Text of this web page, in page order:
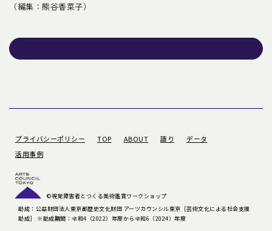
（編集：熊谷香菜子）
プライバシーポリシー TOP ABOUT 語り
データ
活用事例
©️視覚障害者とつくる美術鑑賞ワークショップ
助成：公益財団法人東京都歴史文化財団 アーツカウンシル東京［芸術文化による社会支援
助成］ ※助成期間：令和4（2022）年度から令和6（2024）年度